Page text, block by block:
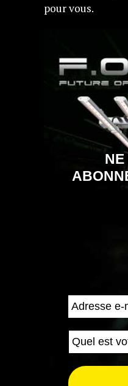
pour vous.
NE